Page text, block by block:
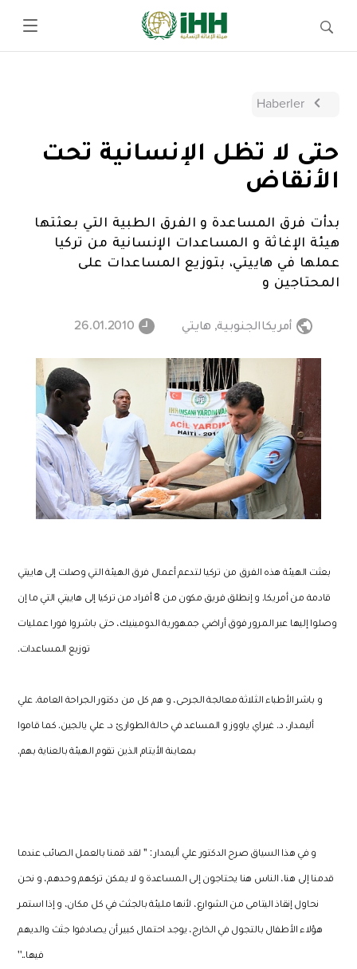
Haberler
حتى لا تظل الإنسانية تحت
الأنقاض
بدأت فرق المساعدة و الفرق الطبية التي بعثتها
هيئة الإغاثة و المساعدات الإنسانية من تركيا
عملها في هاييتي، بتوزيع المساعدات على
المحتاجين و
أمريكاالجنوبية, هايتي 26.01.2010
بعثت الهيئة هذه الفرق من تركيا لتدعم أعمال فرق الهيئة التي وصلت إلى هاييتي
قادمة من أمريكا. و إنطلق فريق مكون من 8 أفراد من تركيا إلى هاييتي التي ما إن
وصلوا إليها عبر المرور فوق أراضي جمهورية الدومينيك، حتى باشروا فورا عمليات
توزيع المساعدات.
و باشر الأطباء الثلاثة معالجة الجرحى، و هم كل من دكتور الجراحة العامة. علي
أليمدار، د. غيراي ياووز و المساعد في حالة الطوارئ د. علي يالجين. كما قاموا
بمعاينة الأيتام الذين تقوم الهيئة بالعناية بهم.
و في هذا السياق صرح الدكتور علي أليمدار : '' لقد قمنا بالعمل الصائب عندما
قدمنا إلى هنا، الناس هنا يحتاجون إلى المساعدة و لا يمكن تركهم وحدهم، و نحن
نحاول إنقاذ اليتامى من الشوارع، لأنها مليئة بالجثث في كل مكان، و إذا استمر
هؤلاء الأطفال بالتجول في الخارج، يوجد احتمال كبير أن يصادفوا جثث والديهم
فيها..''